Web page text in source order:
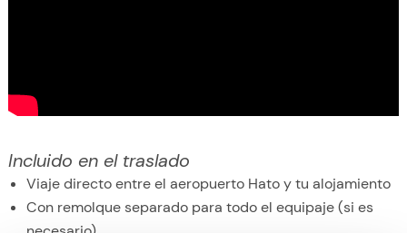
Incluido en el traslado
Viaje directo entre el aeropuerto Hato y tu alojamiento
Con remolque separado para todo el equipaje (si es